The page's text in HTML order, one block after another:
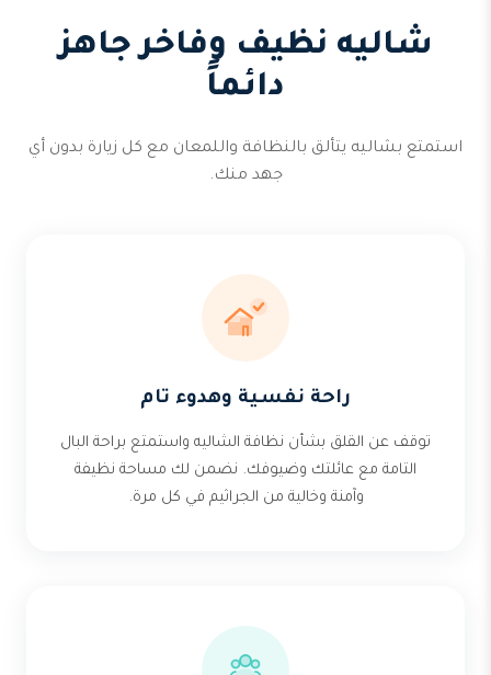
شاليه نظيف وفاخر جاهز
دائماً
استمتع بشاليه يتألق بالنظافة واللمعان مع كل زيارة بدون أي
جهد منك.
راحة نفسية وهدوء تام
توقف عن القلق بشأن نظافة الشاليه واستمتع براحة البال
التامة مع عائلتك وضيوفك. نضمن لك مساحة نظيفة
وآمنة وخالية من الجراثيم في كل مرة.